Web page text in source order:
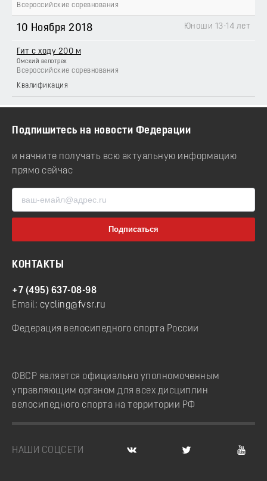
Всероссийские соревнования
10 Ноября 2018
Гит с ходу 200 м
Омский велотрек
Всероссийские соревнования
Юноши 13-14 лет
Квалификация
Подпишитесь на новости Федерации
и начните получать всю актуальную информацию
прямо сейчас
КОНТАКТЫ
+7 (495) 637-08-98
Email: cycling@fvsr.ru
Федерация велосипедного спорта России
ФВСР является официально уполномоченным
управляющим органом для всех дисциплин
велосипедного спорта на территории РФ
НАШИ СОЦСЕТИ